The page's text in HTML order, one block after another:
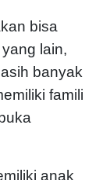
bisa
lain,
banyak
famili
anak